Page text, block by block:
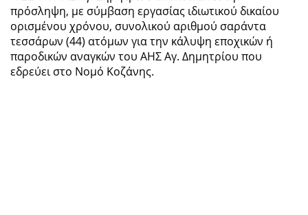
πρόσληψη, με σύμβαση εργασίας ιδιωτικού δικαίου
ορισμένου χρόνου, συνολικού αριθμού σαράντα
τεσσάρων (44) ατόμων για την κάλυψη εποχικών ή
παροδικών αναγκών του ΑΗΣ Αγ. Δημητρίου που
εδρεύει στο Νομό Κοζάνης.